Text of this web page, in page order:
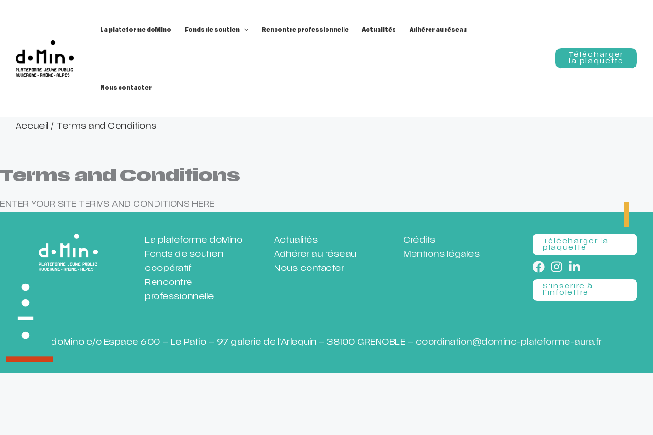
La plateforme doMino Fonds de soutien Rencontre professionnelle Actualités Adhérer au réseau
Nous contacter
Télécharger
la plaquette
Accueil / Terms and Conditions
Terms and Conditions
ENTER YOUR SITE TERMS AND CONDITIONS HERE
La plateforme doMino
Fonds de soutien
coopératif
Rencontre
professionnelle
Actualités
Adhérer au réseau
Nous contacter
Crédits
Mentions légales
Télécharger la
plaquette
S'inscrire à
l'infolettre
doMino c/o Espace 600 – Le Patio – 97 galerie de l’Arlequin – 38100 GRENOBLE – coordination@domino-plateforme-aura.fr